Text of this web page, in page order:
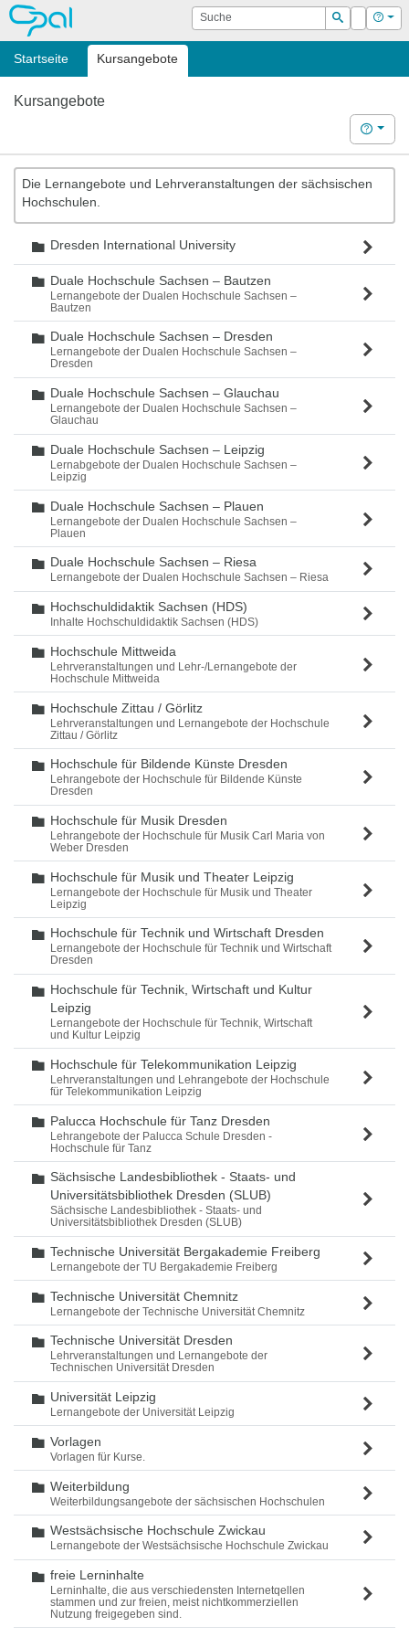
OPAL Suche
Suchen
Login Hilfe
Startseite Kursangebote
Kursangebote
Hilfe
Die Lernangebote und Lehrveranstaltungen der sächsischen
Hochschulen.
Ordner
Dresden International University
Ordner
Duale Hochschule Sachsen – Bautzen
Lernangebote der Dualen Hochschule Sachsen –
Bautzen
Ordner
Duale Hochschule Sachsen – Dresden
Lernangebote der Dualen Hochschule Sachsen –
Dresden
Ordner
Duale Hochschule Sachsen – Glauchau
Lernangebote der Dualen Hochschule Sachsen –
Glauchau
Ordner
Duale Hochschule Sachsen – Leipzig
Lernabgebote der Dualen Hochschule Sachsen –
Leipzig
Ordner
Duale Hochschule Sachsen – Plauen
Lernangebote der Dualen Hochschule Sachsen –
Plauen
Ordner
Duale Hochschule Sachsen – Riesa
Lernangebote der Dualen Hochschule Sachsen – Riesa
Ordner
Hochschuldidaktik Sachsen (HDS)
Inhalte Hochschuldidaktik Sachsen (HDS)
Ordner
Hochschule Mittweida
Lehrveranstaltungen und Lehr-/Lernangebote der
Hochschule Mittweida
Ordner
Hochschule Zittau / Görlitz
Lehrveranstaltungen und Lernangebote der Hochschule
Zittau / Görlitz
Ordner
Hochschule für Bildende Künste Dresden
Lehrangebote der Hochschule für Bildende Künste
Dresden
Ordner
Hochschule für Musik Dresden
Lehrangebote der Hochschule für Musik Carl Maria von
Weber Dresden
Ordner
Hochschule für Musik und Theater Leipzig
Lernangebote der Hochschule für Musik und Theater
Leipzig
Ordner
Hochschule für Technik und Wirtschaft Dresden
Lernangebote der Hochschule für Technik und Wirtschaft
Dresden
Ordner
Hochschule für Technik, Wirtschaft und Kultur
Leipzig
Lernangebote der Hochschule für Technik, Wirtschaft
und Kultur Leipzig
Ordner
Hochschule für Telekommunikation Leipzig
Lehrveranstaltungen und Lehrangebote der Hochschule
für Telekommunikation Leipzig
Ordner
Palucca Hochschule für Tanz Dresden
Lehrangebote der Palucca Schule Dresden -
Hochschule für Tanz
Ordner
Sächsische Landesbibliothek - Staats- und
Universitätsbibliothek Dresden (SLUB)
Sächsische Landesbibliothek - Staats- und
Universitätsbibliothek Dresden (SLUB)
Ordner
Technische Universität Bergakademie Freiberg
Lernangebote der TU Bergakademie Freiberg
Ordner
Technische Universität Chemnitz
Lernangebote der Technische Universität Chemnitz
Ordner
Technische Universität Dresden
Lehrveranstaltungen und Lernangebote der
Technischen Universität Dresden
Ordner
Universität Leipzig
Lernangebote der Universität Leipzig
Ordner
Vorlagen
Vorlagen für Kurse.
Ordner
Weiterbildung
Weiterbildungsangebote der sächsischen Hochschulen
Ordner
Westsächsische Hochschule Zwickau
Lernangebote der Westsächsische Hochschule Zwickau
Ordner
freie Lerninhalte
Lerninhalte, die aus verschiedensten Internetqellen
stammen und zur freien, meist nichtkommerziellen
Nutzung freigegeben sind.